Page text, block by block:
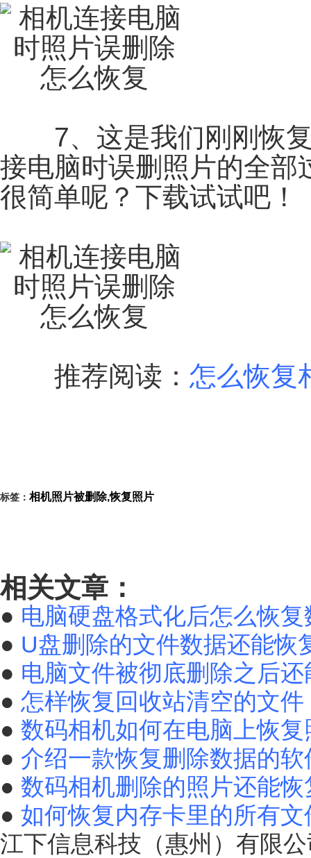
7、这是我们刚刚恢复
接电脑时误删照片的全部
很简单呢？下载试试吧！
推荐阅读： 怎么恢复
标签： 相机照片被删除,恢复照片
相关文章：
● 电脑硬盘格式化后怎么恢复
● U盘删除的文件数据还能恢
● 电脑文件被彻底删除之后
● 怎样恢复回收站清空的文件
● 数码相机如何在电脑上恢复
● 介绍一款恢复删除数据的软
● 数码相机删除的照片还能恢
● 如何恢复内存卡里的所有文
江下信息科技（惠州）有限